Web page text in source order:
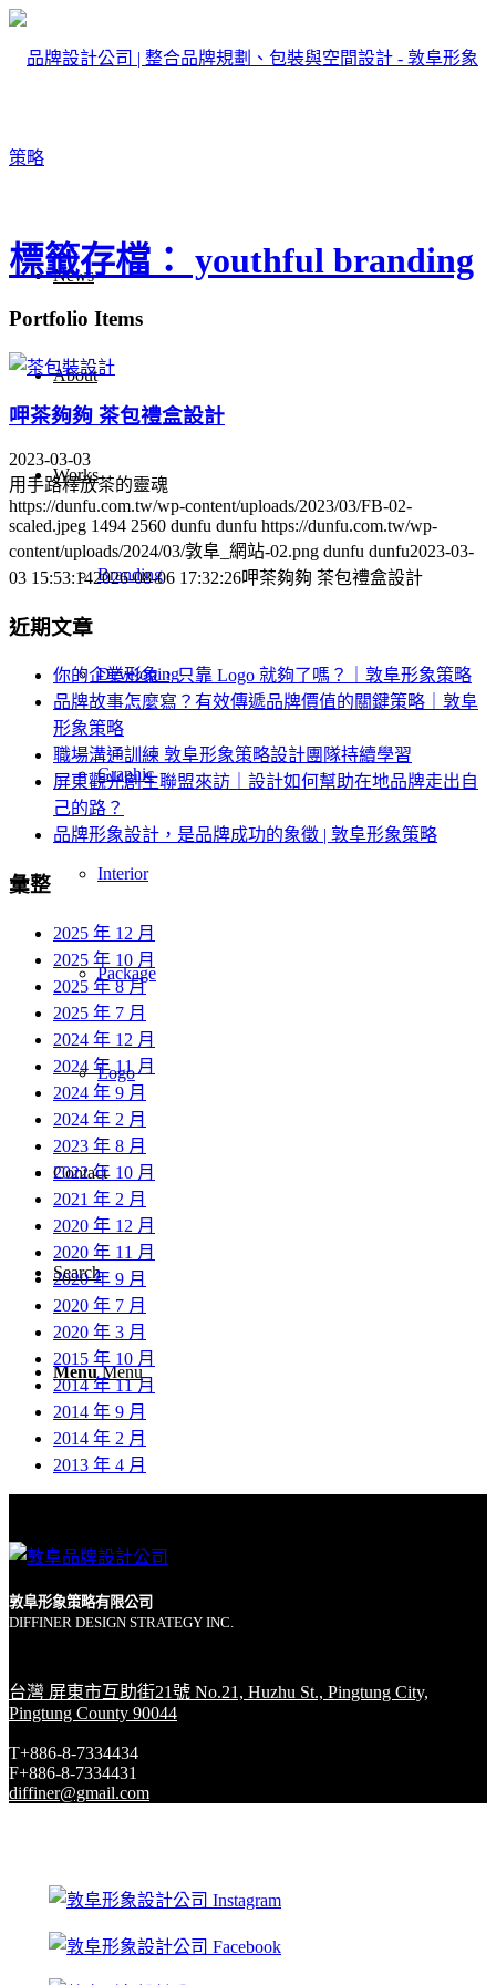
News
About
Works
Branding
Developing
Graphic
Interior
Package
Logo
Contact
Search
Menu Menu
標籤存檔： youthful branding
Portfolio Items
呷茶夠夠 茶包禮盒設計
2023-03-03
用手路釋放茶的靈魂
https://dunfu.com.tw/wp-content/uploads/2023/03/FB-02-
scaled.jpeg 1494 2560 dunfu dunfu https://dunfu.com.tw/wp-
content/uploads/2024/03/敦阜_網站-02.png dunfu dunfu2023-03-
03 15:53:142026-08-06 17:32:26呷茶夠夠 茶包禮盒設計
近期文章
你的企業形象，只靠 Logo 就夠了嗎？｜敦阜形象策略
品牌故事怎麼寫？有效傳遞品牌價值的關鍵策略｜敦阜
形象策略
職場溝通訓練 敦阜形象策略設計團隊持續學習
屏東觀光創生聯盟來訪｜設計如何幫助在地品牌走出自
己的路？
品牌形象設計，是品牌成功的象徵 | 敦阜形象策略
彙整
2025 年 12 月
2025 年 10 月
2025 年 8 月
2025 年 7 月
2024 年 12 月
2024 年 11 月
2024 年 9 月
2024 年 2 月
2023 年 8 月
2022 年 10 月
2021 年 2 月
2020 年 12 月
2020 年 11 月
2020 年 9 月
2020 年 7 月
2020 年 3 月
2015 年 10 月
2014 年 11 月
2014 年 9 月
2014 年 2 月
2013 年 4 月
敦阜形象策略有限公司
DIFFINER DESIGN STRATEGY INC.
台灣 屏東市互助街21號 No.21, Huzhu St., Pingtung City,
Pingtung County 90044
T+886-8-7334434
F+886-8-7334431
diffiner@gmail.com